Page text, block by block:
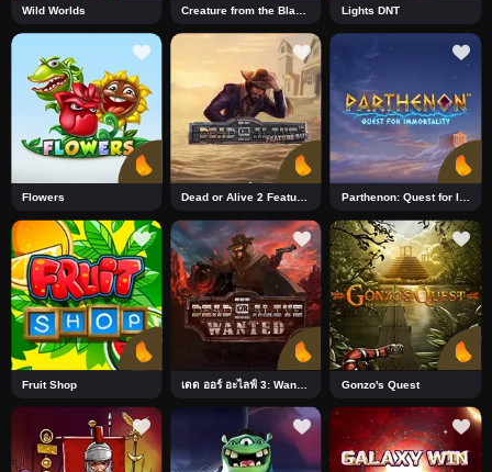
Wild Worlds Lights DNT
Flowers Dead or Alive 2 Feature Buy Parthenon: Quest for Immortality_R1 DNT
Fruit Shop Gonzo's Quest